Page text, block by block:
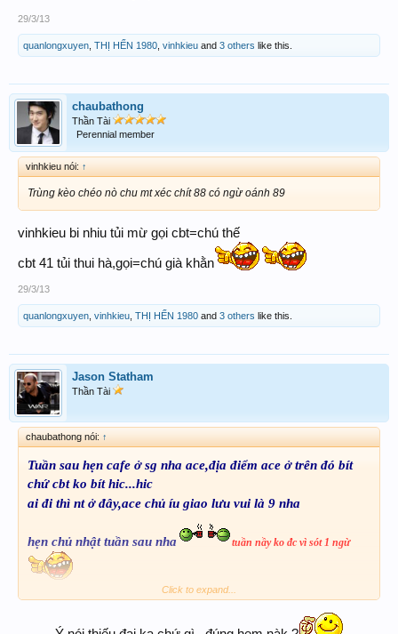
29/3/13
quanlongxuyen THỊ HẾN 1980 vinhkieu and 3 others like this.
chaubathong
Thần Tài
Perennial member
vinhkieu nói: ↑
Trùng kèo chéo nò chu mt xéc chít 88 có ngừ oánh 89
vinhkieu bi nhiu tủi mừ gọi cbt=chú thế
cbt 41 tủi thui hà,gọi=chú già khằn
29/3/13
quanlongxuyen vinhkieu THỊ HẾN 1980 and 3 others like this.
Jason Statham
Thần Tài
chaubathong nói: ↑
Tuần sau hẹn cafe ở sg nha ace,địa điểm ace ở trên đó bít
chứ cbt ko bít hic...hic
ai đi thì nt ở đây,ace chủ íu giao lưu vui là 9 nha
hẹn chủ nhật tuần sau nha tuần nầy ko đc vì sót 1 ngừ
cv của cbt có thể xếp lại tuần sau đc
Click to expand...